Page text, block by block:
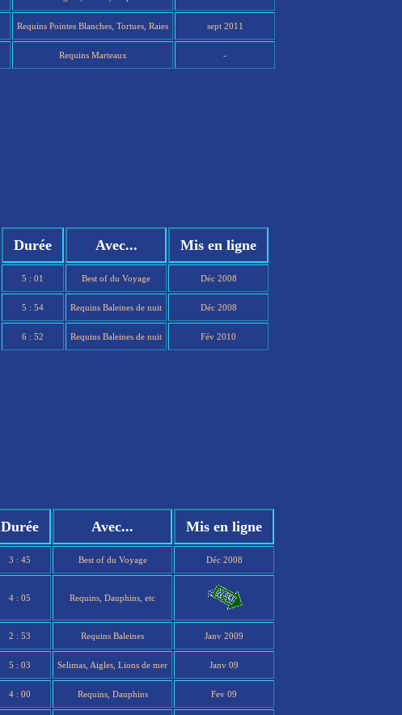
Requins Pointes Blanches, Tortues, Raies sept 2011
Requins Marteaux -
Durée Avec... Mis en ligne
5 : 01 Best of du Voyage Déc 2008
5 : 54 Requins Baleines de nuit Déc 2008
6 : 52 Requins Baleines de nuit Fév 2010
Durée Avec... Mis en ligne
3 : 45 Best of du Voyage Déc 2008
4 : 05 Requins, Dauphins, etc
2 : 53 Requins Baleines Janv 2009
5 : 03 Selimas, Aigles, Lions de mer Janv 09
4 : 00 Requins, Dauphins Fev 09